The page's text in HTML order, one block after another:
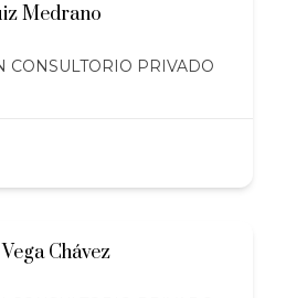
Medrano
CONSULTORIO PRIVADO
Chávez